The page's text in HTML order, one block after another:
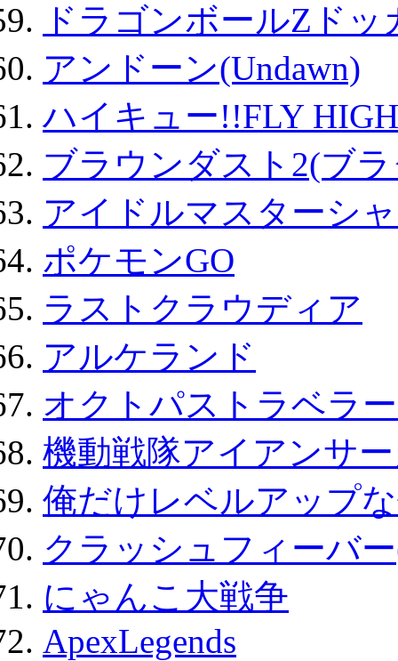
ドラゴンボールZド
アンドーン(Undawn)
ハイキュー!!FLY HIGH
ブラウンダスト2(ブ
アイドルマスターシ
ポケモンGO
ラストクラウディア
アルケランド
オクトパストラベラ
機動戦隊アイアンサ
俺だけレベルアップ
クラッシュフィーバ
にゃんこ大戦争
ApexLegends